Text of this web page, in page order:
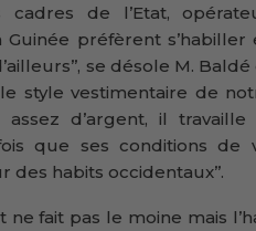
cadres de l’Etat,
préfèrent
se désole M.
style vestimentaire de
assez d’argent, il
que ses conditions de
habits occidentaux’’.
ne fait pas le moine mais